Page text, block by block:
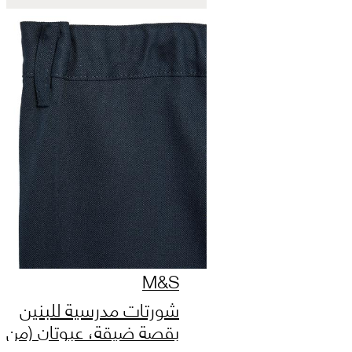
M&S
شورتات مدرسية للبنين
بقصة ضيقة، عبوتان (من